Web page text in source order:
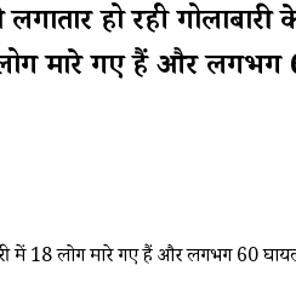
हो रही गोलाबारी
लोग मारे गए हैं और
में 18 लोग मारे गए हैं और लगभग 60